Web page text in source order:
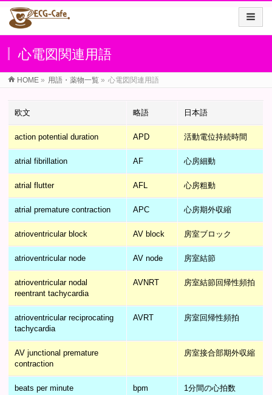
心電図関連用語
HOME » 用語・薬物一覧 » 心電図関連用語
欧文 略語 日本語
action potential duration APD 活動電位持続時間
atrial fibrillation AF 心房細動
atrial flutter AFL 心房粗動
atrial premature contraction APC 心房期外収縮
atrioventricular block AV block 房室ブロック
atrioventricular node AV node 房室結節
atrioventricular nodal
reentrant tachycardia
AVNRT 房室結節回帰性頻拍
atrioventricular reciprocating
tachycardia
AVRT 房室回帰性頻拍
AV junctional premature
contraction
房室接合部期外収縮
beats per minute bpm 1分間の心拍数